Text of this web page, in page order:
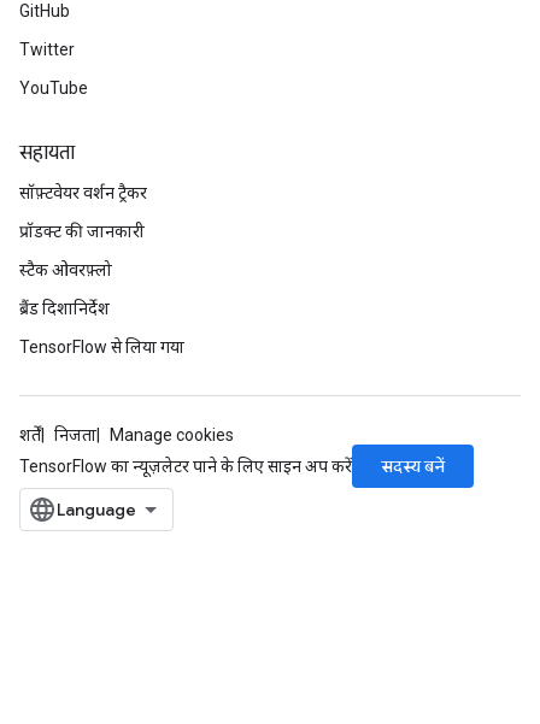
GitHub
Twitter
YouTube
सहायता
सॉफ़्टवेयर वर्शन ट्रैकर
प्रॉडक्ट की जानकारी
स्टैक ओवरफ़्लो
ब्रैंड दिशानिर्देश
TensorFlow से लिया गया
शर्तें निजता
Manage cookies
TensorFlow का न्यूज़लेटर पाने के लिए साइन अप करें
सदस्य बनें